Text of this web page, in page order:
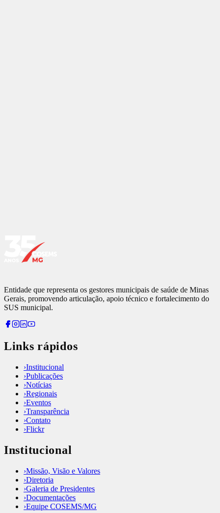
Entidade que representa os gestores municipais de saúde de Minas
Gerais, promovendo articulação, apoio técnico e fortalecimento do
SUS municipal.
Links rápidos
›Institucional
›Publicações
›Notícias
›Regionais
›Eventos
›Transparência
›Contato
›Flickr
Institucional
›Missão, Visão e Valores
›Diretoria
›Galeria de Presidentes
›Documentações
›Equipe COSEMS/MG